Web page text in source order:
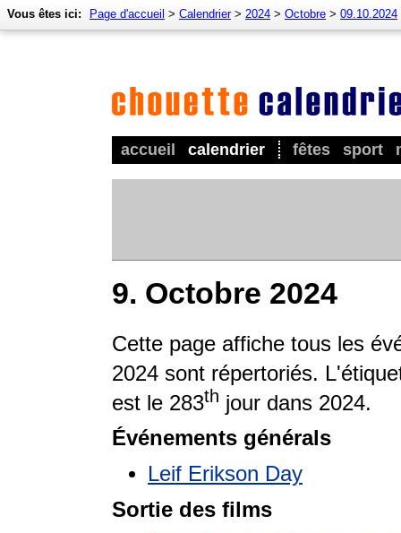
accueil calendrier fêtes sport
Vous êtes ici: Page d'accueil > Calendrier> 2024 > Octobre > 09.10.2024
9. Octobre 2024
Cette page affiche tous les
2024 sont répertoriés.
est le 283th jour dans 2024.
Événements générals
Leif Erikson Day
Sortie des films